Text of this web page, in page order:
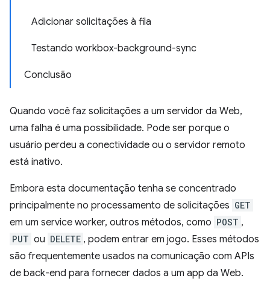
Adicionar solicitações à fila
Testando workbox-background-sync
Conclusão
Quando você faz solicitações a um servidor da Web,
uma falha é uma possibilidade. Pode ser porque o
usuário perdeu a conectividade ou o servidor remoto
está inativo.
Embora esta documentação tenha se concentrado
principalmente no processamento de solicitações GET
em um service worker, outros métodos, como POST ,
PUT ou DELETE , podem entrar em jogo. Esses métodos
são frequentemente usados na comunicação com APIs
de back-end para fornecer dados a um app da Web.